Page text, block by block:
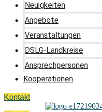
Neuigkeiten
Angebote
Veranstaltungen
DSLG-Landkreise
Ansprechpersonen
Kooperationen
Kontakt